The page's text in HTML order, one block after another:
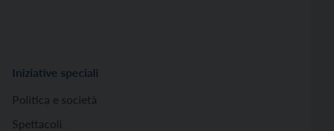
Iniziative speciali
Politica e società
Spettacoli